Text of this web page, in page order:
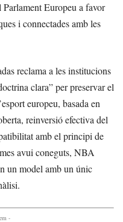
Europeu a favor
i connectades amb les
reclama a les institucions
clara” per preservar el
europeu, basada en
reinversió efectiva del
amb el principi de
avui coneguts, NBA
un model amb un únic
-